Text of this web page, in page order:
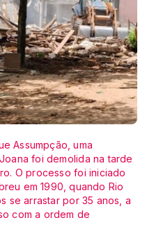
Assumpção, uma
foi demolida na tarde
O processo foi iniciado
em 1990, quando Rio
se arrastar por 35 anos, a
com a ordem de